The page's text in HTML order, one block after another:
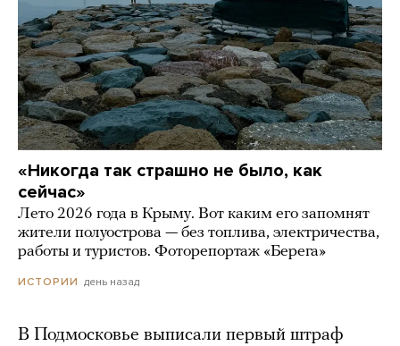
«Никогда так страшно не было, как
сейчас»
Лето 2026 года в Крыму. Вот каким его запомнят
жители полуострова — без топлива, электричества,
работы и туристов. Фоторепортаж «Берега»
ИСТОРИИ день назад
В Подмосковье выписали первый штраф